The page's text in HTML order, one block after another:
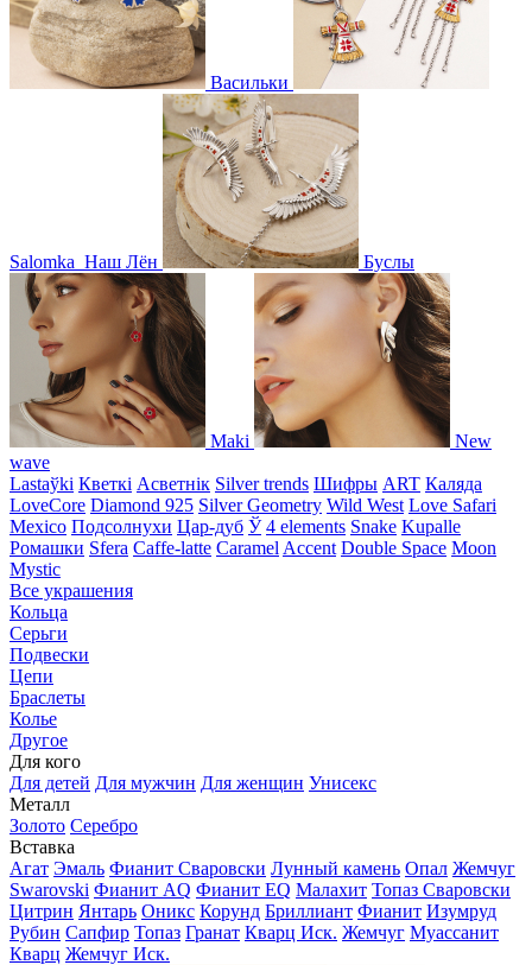
Васильки
Salomka Наш Лён Буслы
Maki
New
wave
Lastaўki Кветкі Асветнiк Silver trends Шифры ART Каляда
LoveCore Diamond 925 Silver Geometry Wild West Love Safari
Mexico Подсолнухи Цар-дуб Ў 4 elements Snake Kupalle
Ромашки Sfera Caffe-latte Caramel Accent Double Space Moon
Mystic
Все украшения
Кольца
Серьги
Подвески
Цепи
Браслеты
Колье
Другое
Для кого
Для детей Для мужчин Для женщин Унисекс
Металл
Золото Серебро
Вставка
Агат Эмаль Фианит Сваровски Лунный камень Опал Жемчуг
Swarovski Фианит AQ Фианит EQ Малахит Топаз Сваровски
Цитрин Янтарь Оникс Корунд Бриллиант Фианит Изумруд
Рубин Сапфир Топаз Гранат Кварц Иск. Жемчуг Муассанит
Кварц Жемчуг Иск.